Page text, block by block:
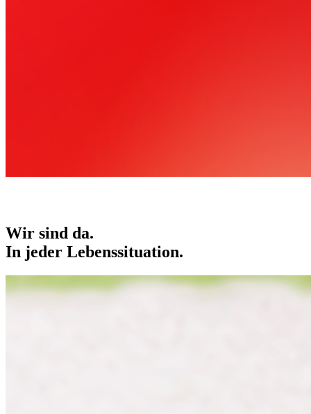
Wir sind da.
In jeder Lebens­situation.